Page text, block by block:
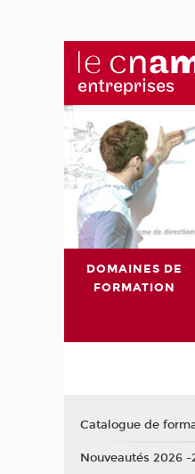
DOMAINES DE
FORMATION
Catalogue de
Nouveautés 2026 -